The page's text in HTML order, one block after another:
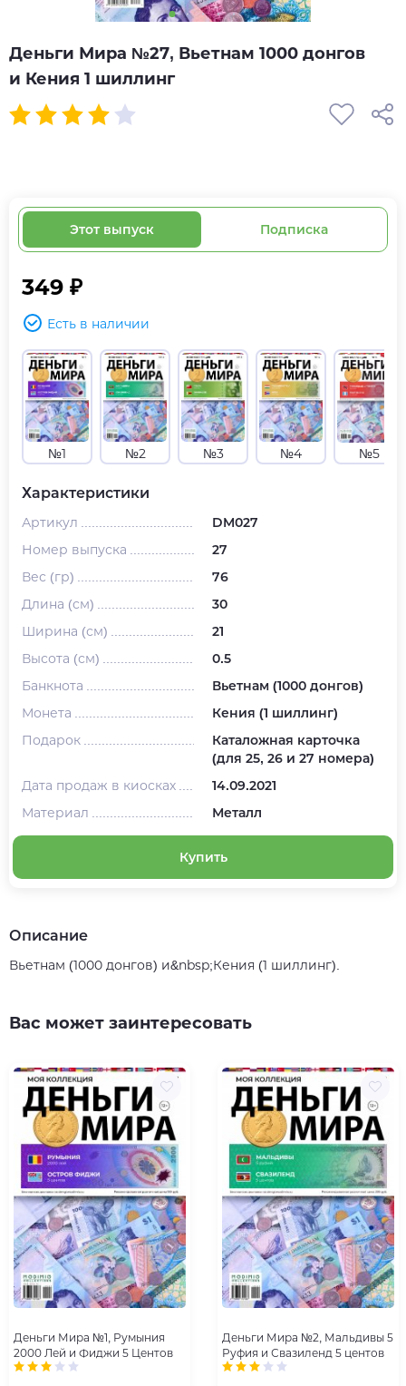
Деньги Мира №27, Вьетнам 1000 донгов
и Кения 1 шиллинг
Этот выпуск Подписка
349 ₽
Есть в наличии
№1 №2 №3 №4 №5
Характеристики
Артикул
DM027
Номер выпуска
27
Вес (гр)
76
Длина (см)
30
Ширина (см)
21
Высота (см)
0.5
Банкнота
Вьетнам (1000 донгов)
Монета
Кения (1 шиллинг)
Подарок
Каталожная карточка
(для 25, 26 и 27 номера)
Дата продаж в киосках
14.09.2021
Материал
Металл
Купить
Описание
Вьетнам (1000 донгов) и&nbsp;Кения (1 шиллинг).
Вас может заинтересовать
Деньги Мира №1, Румыния
2000 Лей и Фиджи 5 Центов
Деньги Мира №2, Мальдивы 5
Руфия и Свазиленд 5 центов